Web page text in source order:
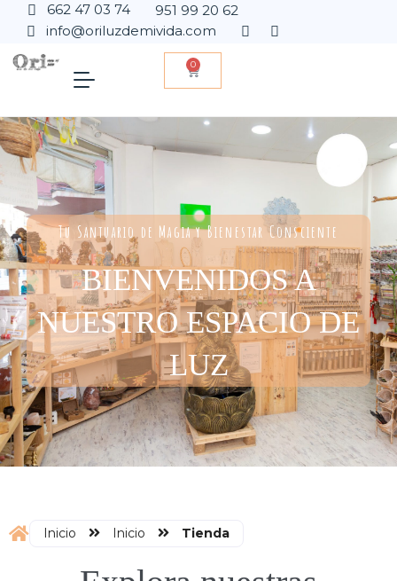
662 47 03 74
951 99 20 62
info@oriluzdemivida.com
0
Tu Santuario de Magia y Bienestar Consciente
BIENVENIDOS A
NUESTRO ESPACIO DE
LUZ
Inicio Inicio Tienda